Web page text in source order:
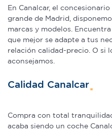
En Canalcar, el
grande de Madrid,
marcas y modelos.
que mejor se adapte a tus
relación calidad-precio. O si
aconsejamos.
Calidad Canalcar
Compra con total
acaba siendo un coche